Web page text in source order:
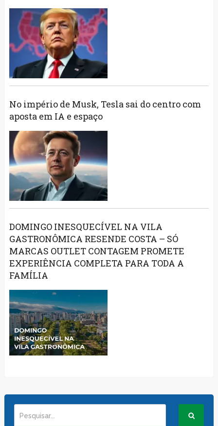
No império de Musk, Tesla sai do centro com
aposta em IA e espaço
DOMINGO INESQUECÍVEL NA VILA
GASTRONÔMICA RESENDE COSTA – SÓ
MARCAS OUTLET CONTAGEM PROMETE
EXPERIÊNCIA COMPLETA PARA TODA A
FAMÍLIA